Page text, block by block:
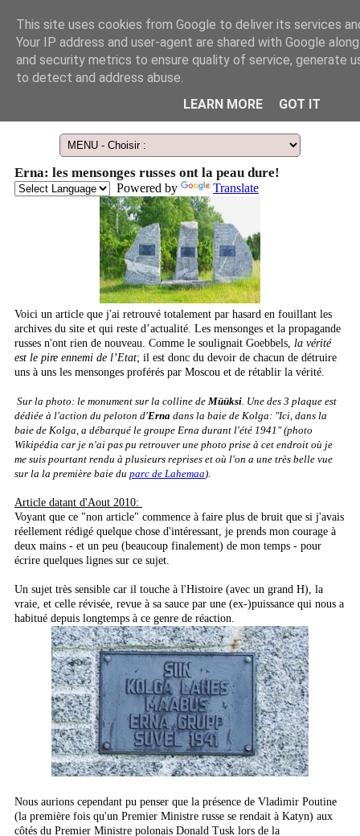
Erna: les mensonges russes ont la peau dure!
Powered by Translate
Voici un article que j'ai retrouvé totalement par hasard en fouillant les
archives du site et qui reste d’actualité. Les mensonges et la propagande
russes n'ont rien de nouveau. Comme le soulignait Goebbels, la vérité
est le pire ennemi de l’Etat; il est donc du devoir de chacun de détruire
uns à uns les mensonges proférés par Moscou et de rétablir la vérité.
Sur la photo: le monument sur la colline de Müüksi. Une des 3 plaque est
dédiée à l'action du peloton d'Erna dans la baie de Kolga: "Ici, dans la
baie de Kolga, a débarqué le groupe Erna durant l'été 1941" (photo
Wikipédia car je n'ai pas pu retrouver une photo prise à cet endroit où je
me suis pourtant rendu à plusieurs reprises et où l'on a une très belle vue
sur la la première baie du parc de Lahemaa).
Article datant d'Aout 2010:
Voyant que ce "non article" commence à faire plus de bruit que si j'avais
réellement rédigé quelque chose d'intéressant, je prends mon courage à
deux mains - et un peu (beaucoup finalement) de mon temps - pour
écrire quelques lignes sur ce sujet.
Un sujet très sensible car il touche à l'Histoire (avec un grand H), la
vraie, et celle révisée, revue à sa sauce par une (ex-)puissance qui nous a
habitué depuis longtemps à ce genre de réaction.
Nous aurions cependant pu penser que la présence de Vladimir Poutine
(la première fois qu'un Premier Ministre russe se rendait à Katyn) aux
côtés du Premier Ministre polonais Donald Tusk lors de la
This site uses cookies from Google to deliver its services
Your IP address and user-agent are shared with Google
and security metrics to ensure quality of service, generate
to detect and address abuse.
LEARN MORE
GOT IT